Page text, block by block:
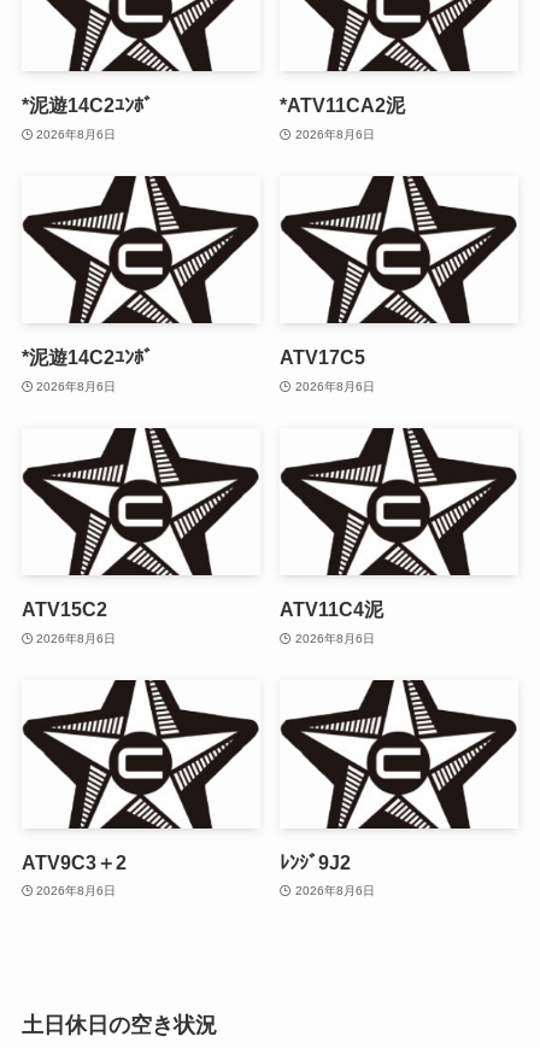
*泥遊14C2ﾕﾝﾎﾞ
2026年8月6日
*ATV11CA2泥
2026年8月6日
*泥遊14C2ﾕﾝﾎﾞ
2026年8月6日
ATV17C5
2026年8月6日
ATV15C2
2026年8月6日
ATV11C4泥
2026年8月6日
ATV9C3＋2
2026年8月6日
ﾚﾝｼﾞ9J2
2026年8月6日
土日休日の空き状況